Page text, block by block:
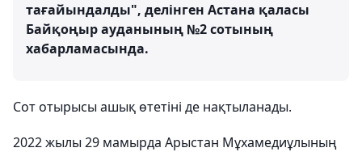
тағайындалды", делінген Астана қаласы
Байқоңыр ауданының №2 сотының
хабарламасында.
Сот отырысы ашық өтетіні де нақтыланады.
2022 жылы 29 мамырда Арыстан Мұхамедиұлының